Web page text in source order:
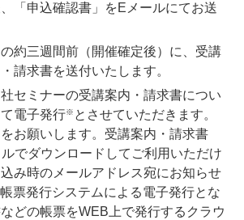
「申込確認書」をEメールにてお送
約三週間前（開催確定後）に、受講
請求書を送付いたします。
社セミナーの受講案内・請求書につい
電子発行※ とさせていただきます。
お願いします。受講案内・請求書
でダウンロードしてご利用いただけ
み時のメールアドレス宛にお知らせ
票発行システムによる電子発行とな
どの帳票をWEB上で発行するクラウ